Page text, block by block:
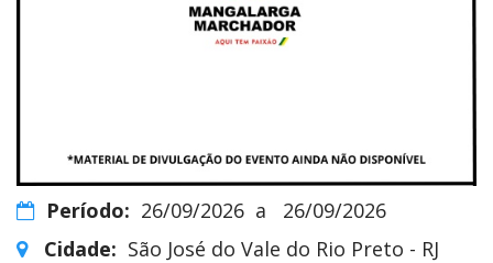
Período: 26/09/2026 a 26/09/2026
Cidade: São José do Vale do Rio Preto - RJ